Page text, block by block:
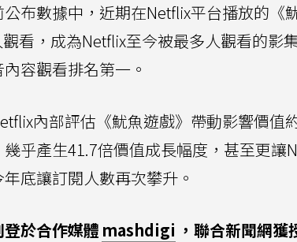
公布數據中，近期在Netflix平台播放的《
看，成為Netflix至今被最多人觀看的影
容觀看排名第一。
內部評估《魷魚遊戲》帶動影響價值
幾乎產生41.7倍價值成長幅度，甚至更
底讓訂閱人數再次攀升。
登於合作媒體 mashdigi ，聯合新聞網獲